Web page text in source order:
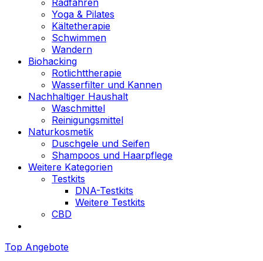
Yoga & Pilates
Kältetherapie
Schwimmen
Wandern
Biohacking
Rotlichttherapie
Wasserfilter und Kannen
Nachhaltiger Haushalt
Waschmittel
Reinigungsmittel
Naturkosmetik
Duschgele und Seifen
Shampoos und Haarpflege
Weitere Kategorien
Testkits
DNA-Testkits
Weitere Testkits
CBD
Top Angebote